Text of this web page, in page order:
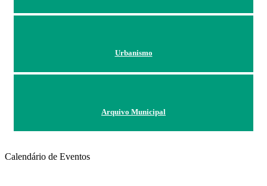
Urbanismo
Arquivo Municipal
Calendário de Eventos